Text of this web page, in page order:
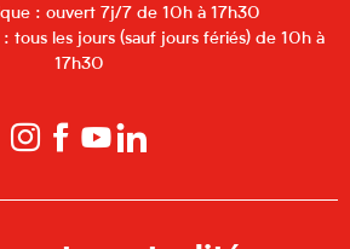
: ouvert 7j/7 de 10h à 17h30
tous les jours (sauf jours fériés) de 10h à
17h30